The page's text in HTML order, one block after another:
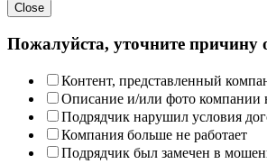
Close
Пожалуйста, уточните причину
Контент, представленный
Описание и/или фото компании
Подрядчик нарушил условия
Компания больше не работает
Подрядчик был замечен в